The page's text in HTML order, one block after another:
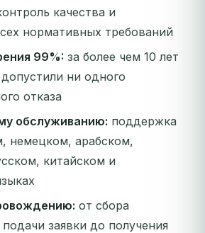
качества и
нормативных требований
99%: за более чем 10 лет
ни одного
отказа
обслуживанию: поддержка
немецком, арабском,
китайском и
от сбора
заявки до получения